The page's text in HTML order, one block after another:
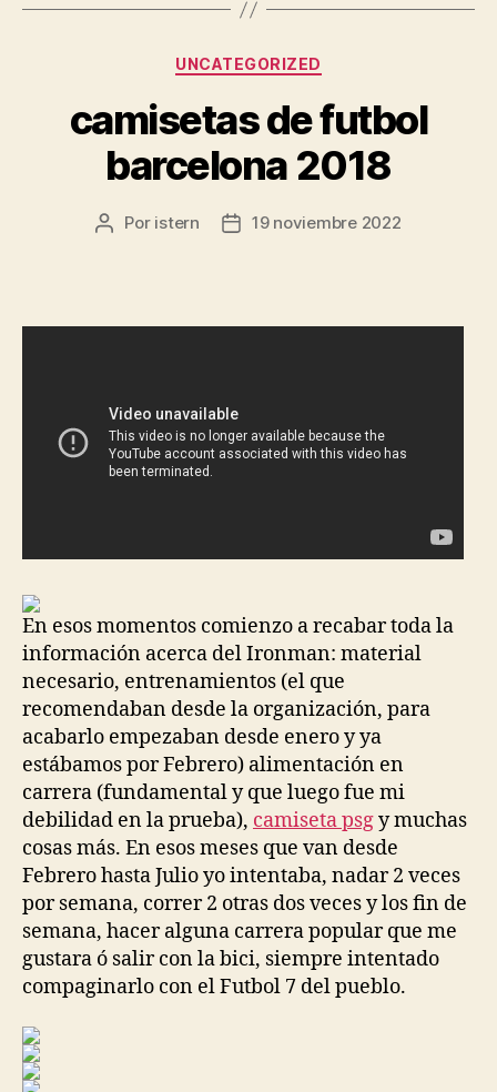
Categorías
UNCATEGORIZED
camisetas de futbol
barcelona 2018
Autor
Por istern
Fecha19 noviembre 2022
En esos momentos comienzo a recabar toda la
información acerca del Ironman: material
necesario, entrenamientos (el que
recomendaban desde la organización, para
acabarlo empezaban desde enero y ya
estábamos por Febrero) alimentación en
carrera (fundamental y que luego fue mi
debilidad en la prueba), camiseta psgy muchas
cosas más. En esos meses que van desde
Febrero hasta Julio yo intentaba, nadar 2 veces
por semana, correr 2 otras dos veces y los fin de
semana, hacer alguna carrera popular que me
gustara ó salir con la bici, siempre intentado
compaginarlo con el Futbol 7 del pueblo.